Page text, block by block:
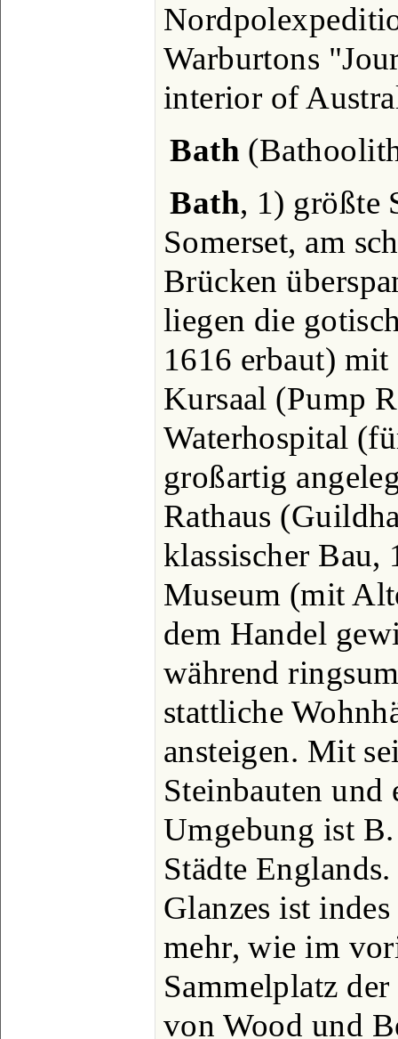
Warburtons
interior of
Bath
Bath, 1) größte
Somerset, am
Brücken
liegen die
1616 erbaut)
Kursaal (Pump
Waterhospital
großartig
Rathaus
klassischer Bau,
Museum (mit
dem Handel
während
stattliche
ansteigen. Mit
Steinbauten und
Umgebung ist
Städte
Glanzes ist
mehr, wie im
Sammelplatz
von Wood und